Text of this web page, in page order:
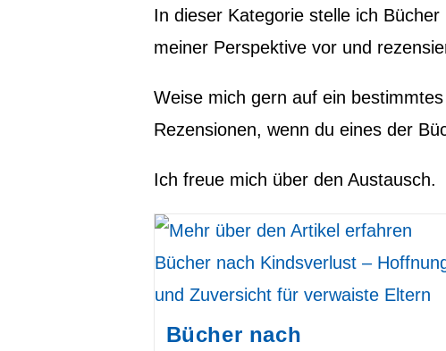
In dieser Kategorie stelle ich
meiner Perspektive vor und
Weise mich gern auf ein
Rezensionen, wenn du eines der
Ich freue mich über den Austausch.
Bücher nach